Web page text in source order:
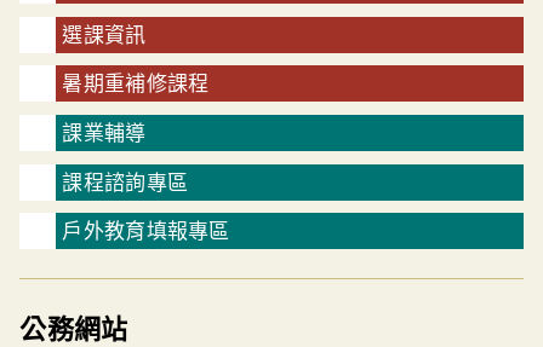
選課資訊
暑期重補修課程
課業輔導
課程諮詢專區
戶外教育填報專區
公務網站